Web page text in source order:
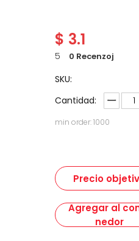
$ 3.1
5 0 Recenzoj
SKU:
Cantidad:
min order: 1000
Precio
Agregar al
nedor